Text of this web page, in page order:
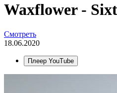
Waxflower -
Смотреть
18.06.2020
Плеер YouTube